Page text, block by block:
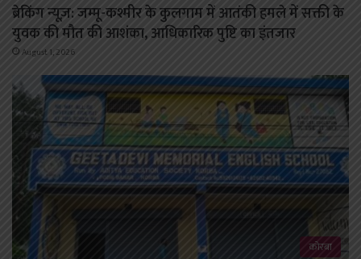
ब्रेकिंग न्यूज़: जम्मू-कश्मीर के कुलगाम में आतंकी हमले में सक्ती के
युवक की मौत की आशंका, आधिकारिक पुष्टि का इंतजार
August 1, 2026
कोरबा